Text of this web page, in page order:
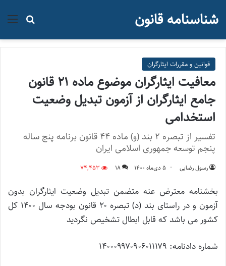
جستجو شناسنامه قانون
قوانین و مقررات ایثارگران
معافیت ایثارگران موضوع ماده ۲۱ قانون
جامع ایثارگران از آزمون تبدیل وضعیت
استخدامی
تفسیر از تبصره ۲ بند (و) ماده ۴۴ قانون برنامه پنج ساله
پنجم توسعه جمهوری اسلامی ایران
رسول رضایی ۵ دی‌ماه ۱۴۰۰ 18
74,453
بخشنامه معترض عنه متضمن تبدیل وضعیت ایثارگران بدون
آزمون و در راستای بند (د) تبصره ۲۰ قانون بودجه سال ۱۴۰۰ کل
کشور می باشد که قابل ابطال تشخیص نگردید
شماره دادنامه: ۱۴۰۰۰۹۹۷۰۹۰۶۰۱۱۱۷۹